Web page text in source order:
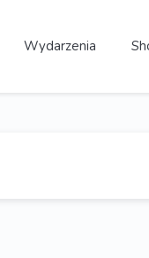
Wydarzenia